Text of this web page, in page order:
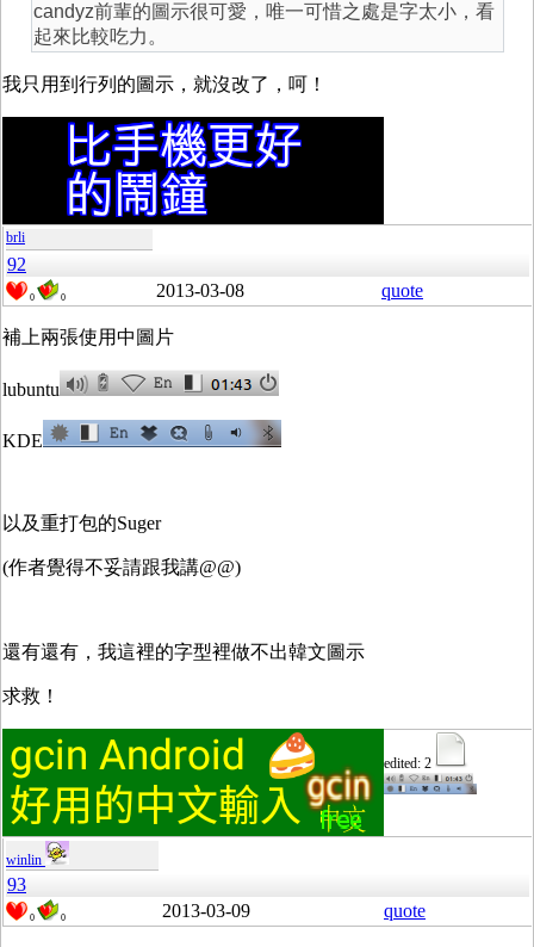
candyz前輩的圖示很可愛，唯一可惜之處是字太小，看
起來比較吃力。
我只用到行列的圖示，就沒改了，呵！
brli
92
0 0 2013-03-08 quote
補上兩張使用中圖片
lubuntu
KDE
以及重打包的Suger
(作者覺得不妥請跟我講@@)
還有還有，我這裡的字型裡做不出韓文圖示
求救！
edited: 2
winlin
93
0 0 2013-03-09 quote